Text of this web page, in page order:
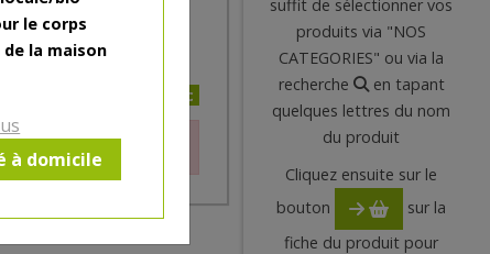
le corps
la maison
à domicile
1.4€/pc
suffit de sélectionner vos
produits via "NOS
CATEGORIES" ou via la
recherche
en tapant
quelques lettres du nom
du produit
Cliquez ensuite sur le
bouton
sur la
fiche du produit pour